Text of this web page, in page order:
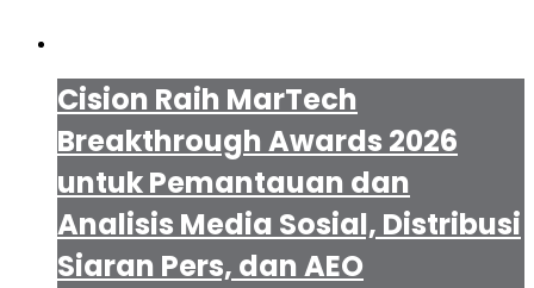
Cision Raih MarTech
Breakthrough Awards 2026
untuk Pemantauan dan
Analisis Media Sosial, Distribusi
Siaran Pers, dan AEO